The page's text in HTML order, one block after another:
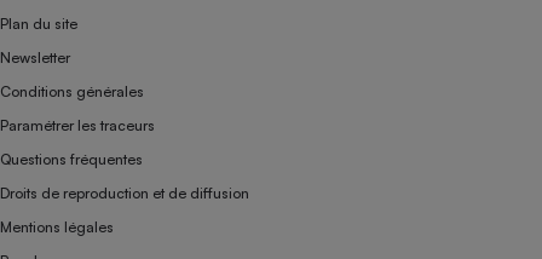
Plan du site
Newsletter
Conditions générales
Paramétrer les traceurs
Questions fréquentes
Droits de reproduction et de diffusion
Mentions légales